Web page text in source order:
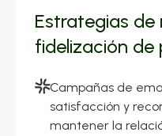
Estrategias de
fidelización de
Campañas de
satisfacción y
mantener la